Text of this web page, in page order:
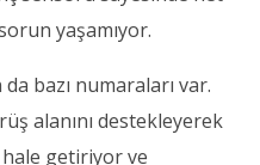
yaşamıyor.
bazı numaraları var.
alanını destekleyerek
hale getiriyor ve